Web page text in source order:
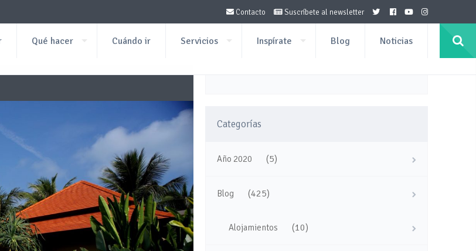
Contacto Suscríbete al newsletter
Qué hacer Cuándo ir Servicios Inspírate Blog Noticias
Categorías
Año 2020 (5)
Blog (425)
Alojamientos (10)